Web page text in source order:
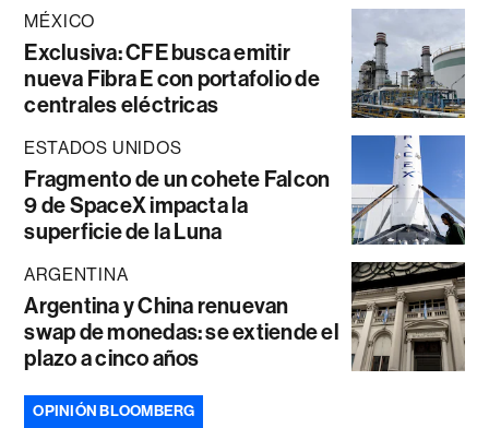
MÉXICO
Exclusiva: CFE busca emitir
nueva Fibra E con portafolio de
centrales eléctricas
ESTADOS UNIDOS
Fragmento de un cohete Falcon
9 de SpaceX impacta la
superficie de la Luna
ARGENTINA
Argentina y China renuevan
swap de monedas: se extiende el
plazo a cinco años
OPINIÓN BLOOMBERG